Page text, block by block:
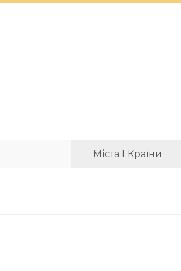
Міста І Країни